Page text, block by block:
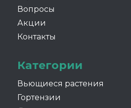
Вопросы
Акции
Контакты
Категории
Вьющиеся растения
Гортензии